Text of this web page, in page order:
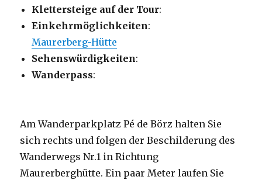
Klettersteige auf der Tour:
Einkehrmöglichkeiten:
Maurerberg-Hütte
Sehenswürdigkeiten:
Wanderpass:
Am Wanderparkplatz Pé de Börz halten Sie
sich rechts und folgen der Beschilderung des
Wanderwegs Nr.1 in Richtung
Maurerberghütte. Ein paar Meter laufen Sie